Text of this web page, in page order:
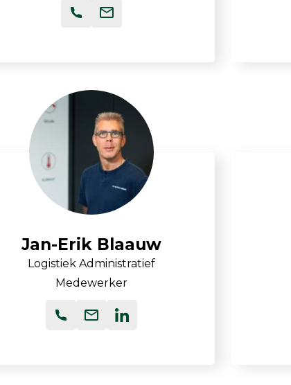
Jan-Erik Blaauw
Logistiek Administratief
Medewerker